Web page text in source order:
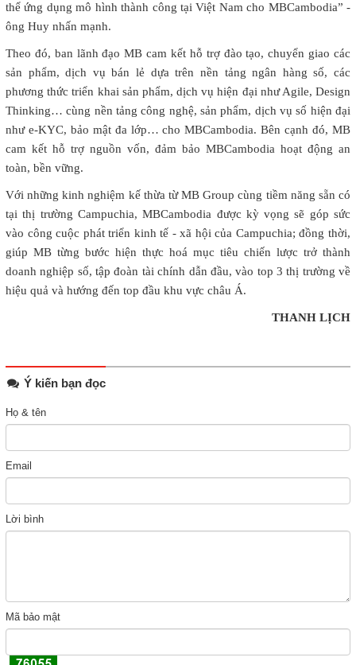
thể ứng dụng mô hình thành công tại Việt Nam cho MBCambodia” -
ông Huy nhấn mạnh.
Theo đó, ban lãnh đạo MB cam kết hỗ trợ đào tạo, chuyển giao các
sản phẩm, dịch vụ bán lẻ dựa trên nền tảng ngân hàng số, các
phương thức triển khai sản phẩm, dịch vụ hiện đại như Agile, Design
Thinking… cùng nền tảng công nghệ, sản phẩm, dịch vụ số hiện đại
như e-KYC, bảo mật đa lớp… cho MBCambodia. Bên cạnh đó, MB
cam kết hỗ trợ nguồn vốn, đảm bảo MBCambodia hoạt động an
toàn, bền vững.
Với những kinh nghiệm kế thừa từ MB Group cùng tiềm năng sẵn có
tại thị trường Campuchia, MBCambodia được kỳ vọng sẽ góp sức
vào công cuộc phát triển kinh tế - xã hội của Campuchia; đồng thời,
giúp MB từng bước hiện thực hoá mục tiêu chiến lược trở thành
doanh nghiệp số, tập đoàn tài chính dẫn đầu, vào top 3 thị trường về
hiệu quả và hướng đến top đầu khu vực châu Á.
THANH LỊCH
Ý kiến bạn đọc
Họ & tên
Email
Lời bình
Mã bảo mật